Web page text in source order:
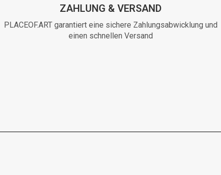
ZAHLUNG & VERSAND
PLACEOF.ART garantiert eine sichere Zahlungsabwicklung und
einen schnellen Versand